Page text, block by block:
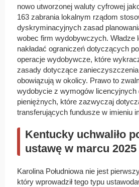
nowo utworzonej waluty cyfrowej
163 zabrania lokalnym rządom
dyskryminacyjnych zasad
wobec firm wydobywczych. Władze
nakładać ograniczeń dotyczących
operacje wydobywcze, które
zasady dotyczące zanieczyszczenia
obowiązują w okolicy. Prawo to
wydobycie z wymogów licencyjnych
pieniężnych, które zazwyczaj
transferujących fundusze w imieniu
Kentucky uchwaliło
ustawę w marcu
Karolina Południowa nie jest
który wprowadził tego typu